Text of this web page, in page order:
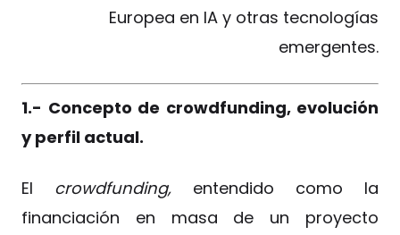
Europea en IA y otras tecnologías
emergentes.
1.- Concepto de crowdfunding, evolución
y perfil actual.
El crowdfunding, entendido como la
financiación en masa de un proyecto